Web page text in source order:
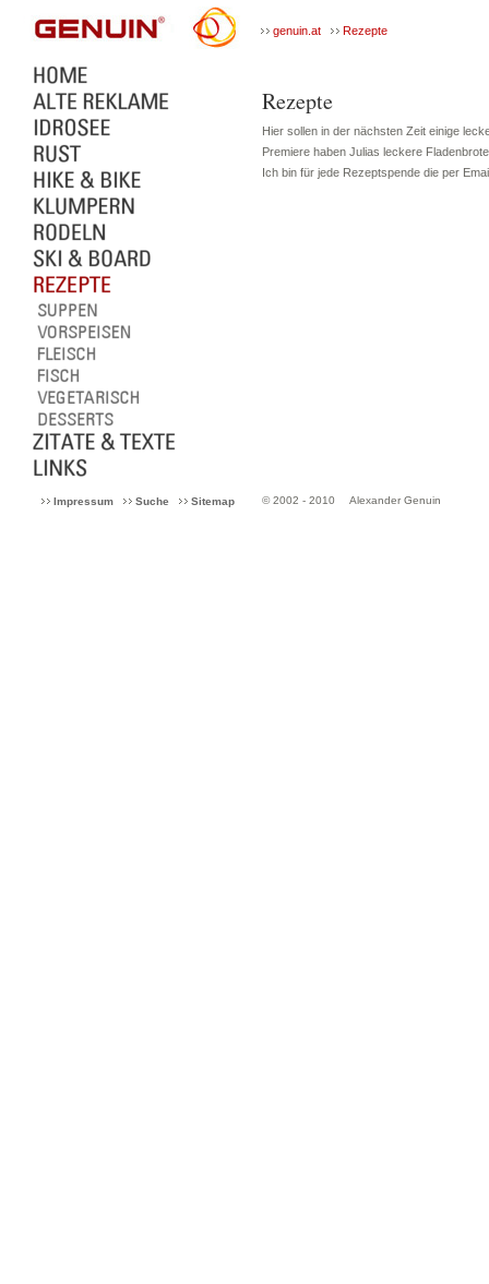
genuin.at Rezepte
Rezepte
Hier sollen in der nächsten Zeit einige
Premiere haben Julias leckere
Ich bin für jede Rezeptspende die per
Impressum Suche Sitemap © 2002 - 2010 Alexander Genuin